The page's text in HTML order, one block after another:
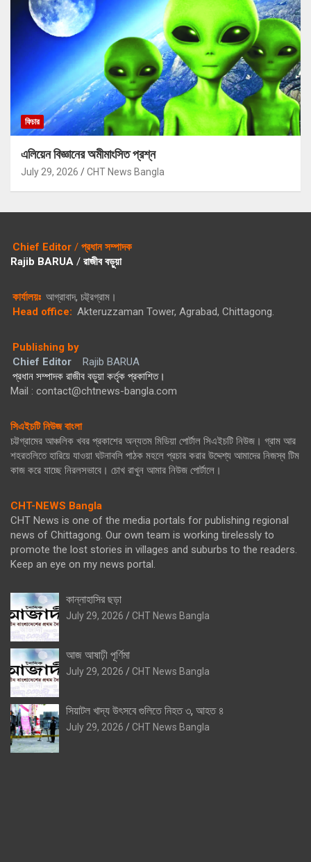
ফিচার
এলিয়েন বিজ্ঞানের অমীমাংসিত প্রশ্ন
July 29, 2026 CHT News Bangla
Chief Editor / প্রধান সম্পাদক
Rajib BARUA / রাজীব বড়ুয়া
কার্যালয়ঃ আগ্রাবাদ, চট্ট্রগ্রাম।
Head office: Akteruzzaman Tower, Agrabad, Chittagong.
Publishing by
Chief Editor
Rajib BARUA
প্রধান সম্পাদক রাজীব বড়ুয়া কর্তৃক প্রকাশিত।
Mail : contact@chtnews-bangla.com
সিএইচটি নিউজ বাংলা
চট্টগ্রামের আঞ্চলিক খবর প্রকাশের অন্যতম মিডিয়া পোর্টাল সিএইচটি নিউজ। গ্রাম আর
শহরতলিতে হারিয়ে যাওয়া ঘটনাবলি পাঠক মহলে প্রচার করার উদ্দেশ্য আমাদের নিজস্ব টিম
কাজ করে যাচ্ছে নিরলসভাবে। চোখ রাখুন আমার নিউজ পোর্টালে।
CHT-NEWS Bangla
CHT News is one of the media portals for publishing regional
news of Chittagong. Our own team is working tirelessly to
promote the lost stories in villages and suburbs to the readers.
Keep an eye on my news portal.
কান্নাহাসির ছড়া
July 29, 2026 CHT News Bangla
আজ আষাঢ়ী পূর্ণিমা
July 29, 2026 CHT News Bangla
সিয়াটল খাদ্য উৎসবে গুলিতে নিহত ৩, আহত ৪
July 29, 2026 CHT News Bangla